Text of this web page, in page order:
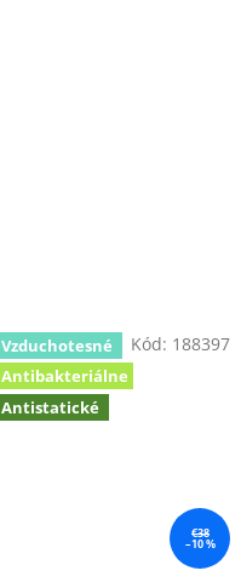
Vzduchotesné
Antibakteriálne
Antistatické
€38
–10 %
Kód: 188397